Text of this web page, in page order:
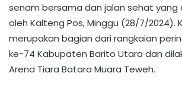
senam bersama dan jalan sehat yang
oleh Kalteng Pos, Minggu (28/7/2024).
merupakan bagian dari rangkaian
ke-74 Kabupaten Barito Utara dan
Arena Tiara Batara Muara Teweh.